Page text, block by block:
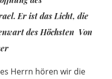
Er ist das Licht, die
des Höchsten Von
Herrn hören wir die